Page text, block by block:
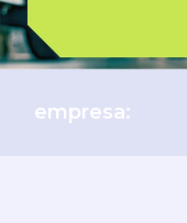
empresa: